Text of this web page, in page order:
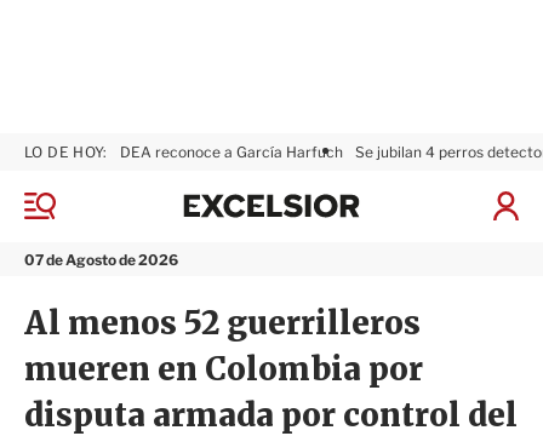
M
n
07 de Agosto de 2026
LO DE HOY: DEA reconoce a García Harfuch Se jubilan 4 perros
I
e
s
x
i
r
Al menos 52 guerrilleros
mueren en Colombia por
disputa armada por control del